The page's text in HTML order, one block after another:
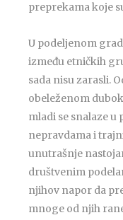
preprekama koje
U podeljenom
između etničkih
sada nisu zarasli.
obeleženom
mladi se snalaze
nepravdama i
unutrašnje
društvenim
njihov napor da
mnoge od njih